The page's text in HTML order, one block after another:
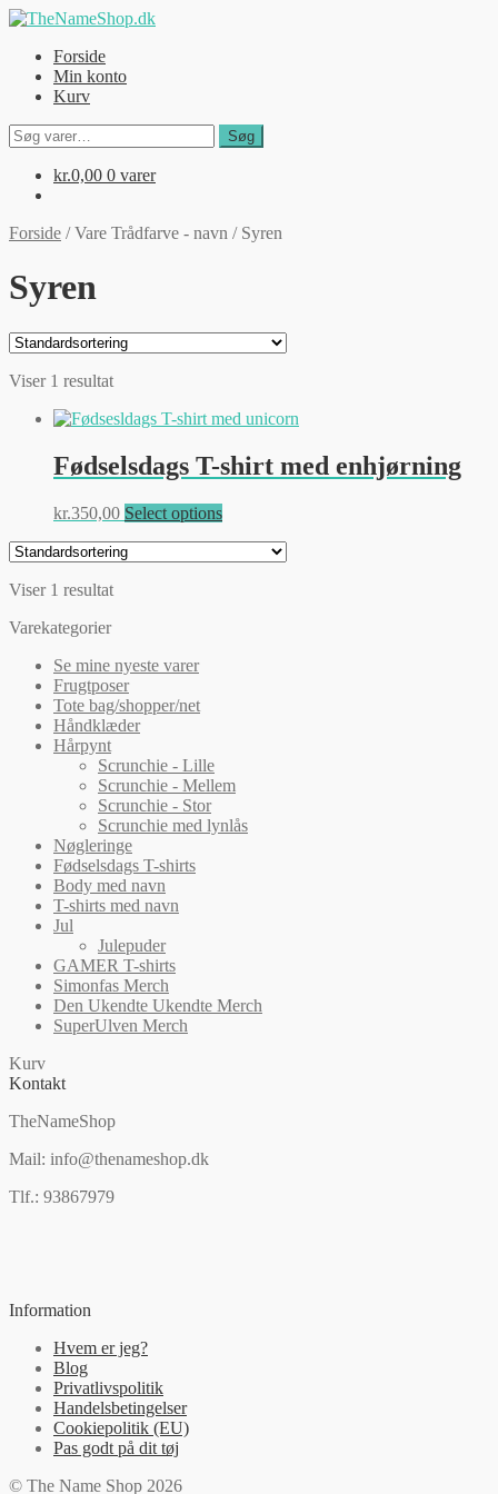
Spring
navigation
Spring
indholdForside
Min konto
Kurv
Søg
efter:
Søg
kr.0,00 0 varer
Forside /Vare Trådfarve - navn / Syren
Syren
Viser 1 resultat
Fødselsdags T-shirt med enhjørning
kr.350,00 Select optionsDette
Viser 1 resultat
Varekategorier
Se mine nyeste varer
Frugtposer
Tote bag/shopper/net
Håndklæder
Hårpynt
Scrunchie - Lille
Scrunchie - Mellem
Scrunchie - Stor
Scrunchie med lynlås
Nøgleringe
Fødselsdags T-shirts
Body med navn
T-shirts med navn
Jul
Julepuder
GAMER T-shirts
Simonfas Merch
Den Ukendte Ukendte Merch
SuperUlven Merch
Kurv
Kontakt
TheNameShop
Mail: info@thenameshop.dk
Tlf.: 93867979
Information
Hvem er jeg?
Blog
Privatlivspolitik
Handelsbetingelser
Cookiepolitik (EU)
Pas godt på dit tøj
© The Name Shop 2026